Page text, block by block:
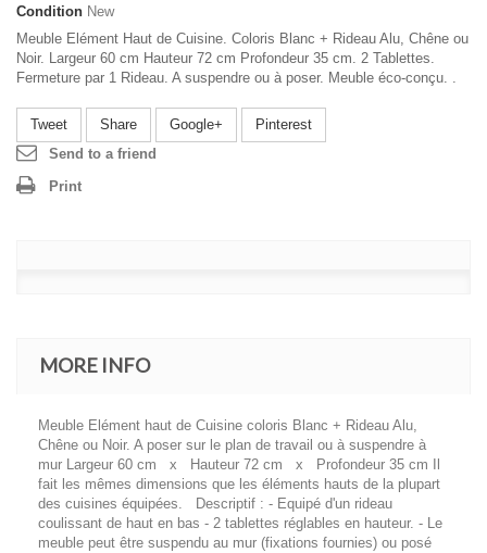
Condition New
Meuble Elément Haut de Cuisine. Coloris Blanc + Rideau Alu, Chêne ou
Noir. Largeur 60 cm Hauteur 72 cm Profondeur 35 cm. 2 Tablettes.
Fermeture par 1 Rideau. A suspendre ou à poser. Meuble éco-conçu. .
Tweet Share Google+
Pinterest
Send to a friend
Print
MORE INFO
Meuble Elément haut de Cuisine coloris Blanc + Rideau Alu,
Chêne ou Noir. A poser sur le plan de travail ou à suspendre à
mur Largeur 60 cm x Hauteur 72 cm x Profondeur 35 cm Il
fait les mêmes dimensions que les éléments hauts de la plupart
des cuisines équipées. Descriptif : - Equipé d'un rideau
coulissant de haut en bas - 2 tablettes réglables en hauteur. - Le
meuble peut être suspendu au mur (fixations fournies) ou posé